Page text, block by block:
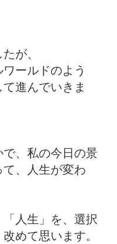
が、
ールドのよう
進んでいきま
、私の今日の景
、人生が変わ
人生」を、選択
めて思います。